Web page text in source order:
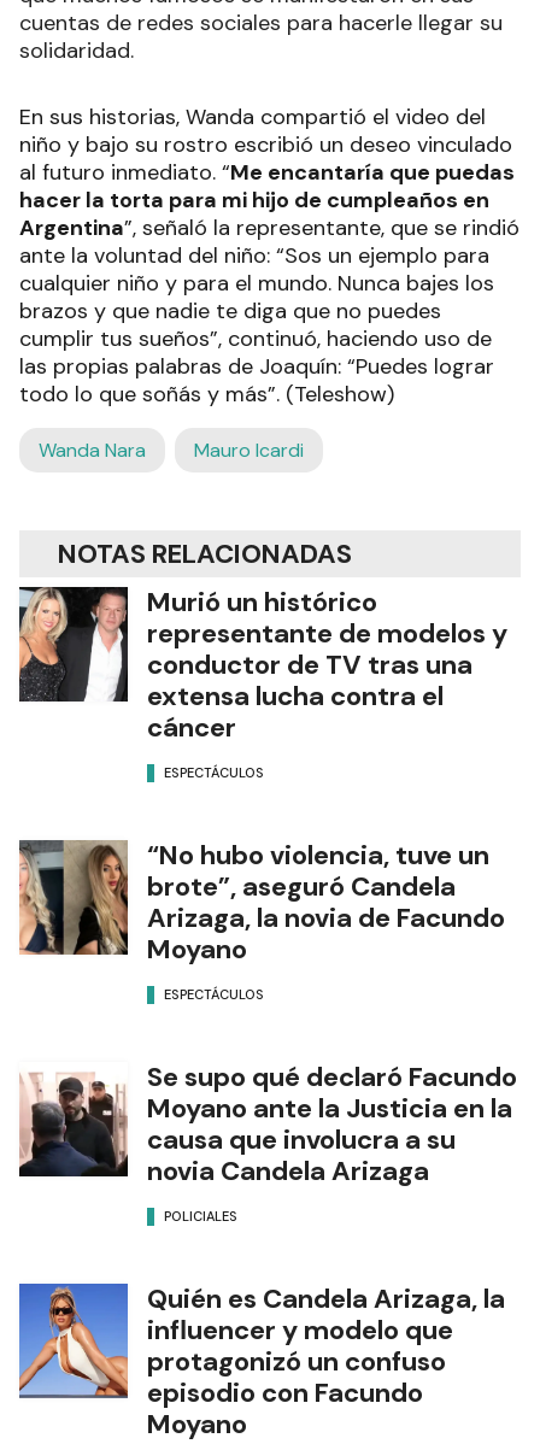
cuentas de redes sociales para hacerle llegar su
solidaridad.
En sus historias, Wanda compartió el video del
niño y bajo su rostro escribió un deseo vinculado
al futuro inmediato. “Me encantaría que puedas
hacer la torta para mi hijo de cumpleaños en
Argentina”, señaló la representante, que se rindió
ante la voluntad del niño: “Sos un ejemplo para
cualquier niño y para el mundo. Nunca bajes los
brazos y que nadie te diga que no puedes
cumplir tus sueños”, continuó, haciendo uso de
las propias palabras de Joaquín: “Puedes lograr
todo lo que soñás y más”. (Teleshow)
Wanda Nara Mauro Icardi
NOTAS RELACIONADAS
Murió un histórico
representante de modelos y
conductor de TV tras una
extensa lucha contra el
cáncer
ESPECTÁCULOS
“No hubo violencia, tuve un
brote”, aseguró Candela
Arizaga, la novia de Facundo
Moyano
ESPECTÁCULOS
Se supo qué declaró Facundo
Moyano ante la Justicia en la
causa que involucra a su
novia Candela Arizaga
POLICIALES
Quién es Candela Arizaga, la
influencer y modelo que
protagonizó un confuso
episodio con Facundo
Moyano